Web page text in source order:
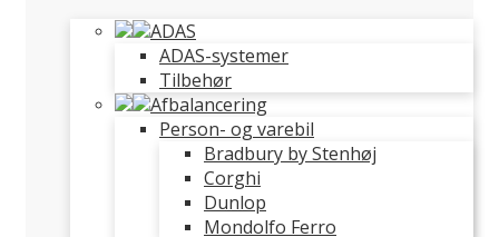
ADAS
ADAS-systemer
Tilbehør
Afbalancering
Person- og varebil
Bradbury by Stenhøj
Corghi
Dunlop
Mondolfo Ferro